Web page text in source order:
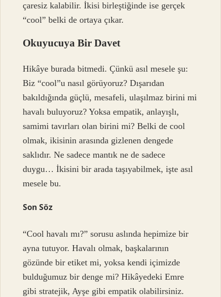
çaresiz kalabilir. İkisi birleştiğinde ise gerçek
“cool” belki de ortaya çıkar.
Okuyucuya Bir Davet
Hikâye burada bitmedi. Çünkü asıl mesele şu:
Biz “cool”u nasıl görüyoruz? Dışarıdan
bakıldığında güçlü, mesafeli, ulaşılmaz birini mi
havalı buluyoruz? Yoksa empatik, anlayışlı,
samimi tavırları olan birini mi? Belki de cool
olmak, ikisinin arasında gizlenen dengede
saklıdır. Ne sadece mantık ne de sadece
duygu… İkisini bir arada taşıyabilmek, işte asıl
mesele bu.
Son Söz
“Cool havalı mı?” sorusu aslında hepimize bir
ayna tutuyor. Havalı olmak, başkalarının
gözünde bir etiket mi, yoksa kendi içimizde
bulduğumuz bir denge mi? Hikâyedeki Emre
gibi stratejik, Ayşe gibi empatik olabilirsiniz.